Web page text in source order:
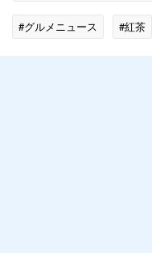
#グルメニュース #紅茶